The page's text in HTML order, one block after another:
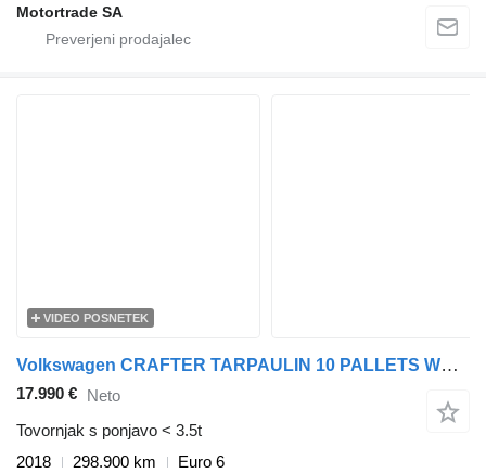
Motortrade SA
VIDEO POSNETEK
Volkswagen CRAFTER TARPAULIN 10 PALLETS WEBASTO CRUISE CONTROL AIR CONDITIO
17.990 € Neto
Tovornjak s ponjavo < 3.5t
2018
298.900 km
Euro 6